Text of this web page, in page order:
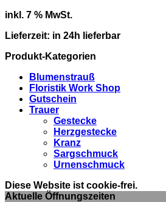
inkl. 7 % MwSt.
Lieferzeit: in 24h lieferbar
Produkt-Kategorien
Blumenstrauß
Floristik Work Shop
Gutschein
Trauer
Gestecke
Herzgestecke
Kranz
Sargschmuck
Urnenschmuck
Diese Website ist cookie-frei.
Aktuelle Öffnungszeiten